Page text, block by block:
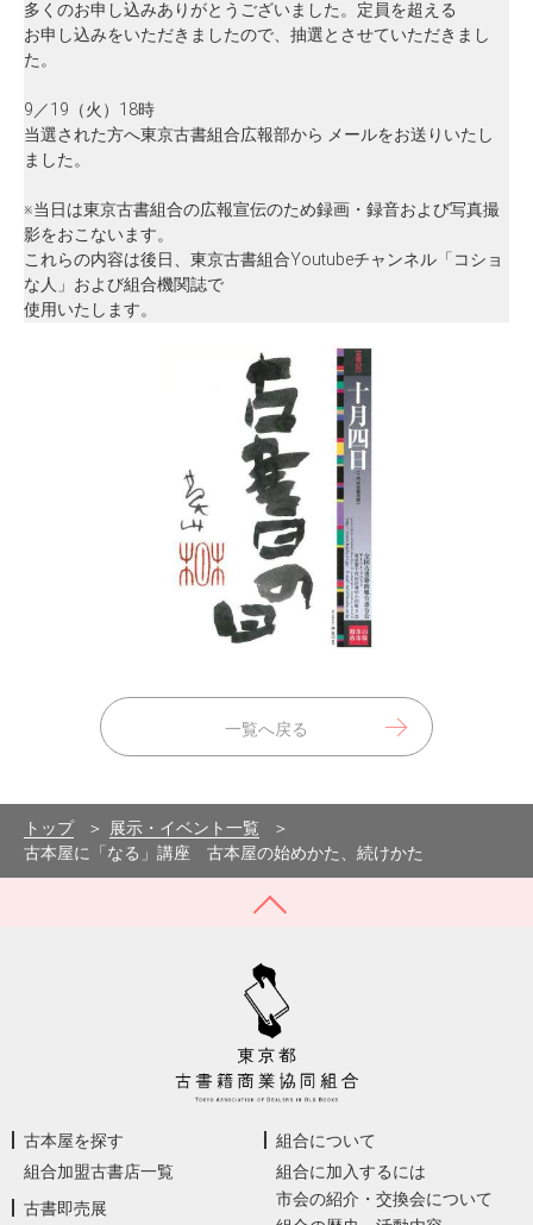
多くのお申し込みありがとうございました。定員を超える
お申し込みをいただきましたので、抽選とさせていただきまし
た。
9／19（火）18時
当選された方へ東京古書組合広報部から メールをお送りいたし
ました。
※当日は東京古書組合の広報宣伝のため録画・録音および写真撮
影をおこないます。
これらの内容は後日、東京古書組合Youtubeチャンネル「コショ
な人」および組合機関誌で
使用いたします。
一覧へ戻る
トップ
展示・イベント一覧
古本屋に「なる」講座 古本屋の始めかた、続けかた
古本屋を探す
組合加盟古書店一覧
古書即売展
組合について
組合に加入するには
市会の紹介・交換会について